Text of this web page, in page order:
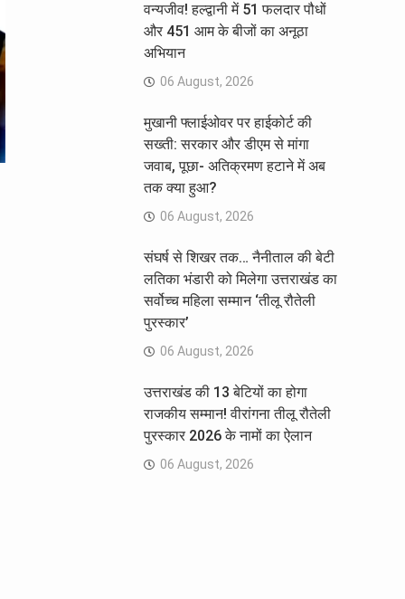
वन्यजीव! हल्द्वानी में 51 फलदार पौधों
और 451 आम के बीजों का अनूठा
अभियान
06 August, 2026
मुखानी फ्लाईओवर पर हाईकोर्ट की
सख्ती: सरकार और डीएम से मांगा
जवाब, पूछा- अतिक्रमण हटाने में अब
तक क्या हुआ?
06 August, 2026
संघर्ष से शिखर तक… नैनीताल की बेटी
लतिका भंडारी को मिलेगा उत्तराखंड का
सर्वोच्च महिला सम्मान ‘तीलू रौतेली
पुरस्कार’
06 August, 2026
उत्तराखंड की 13 बेटियों का होगा
राजकीय सम्मान! वीरांगना तीलू रौतेली
पुरस्कार 2026 के नामों का ऐलान
06 August, 2026